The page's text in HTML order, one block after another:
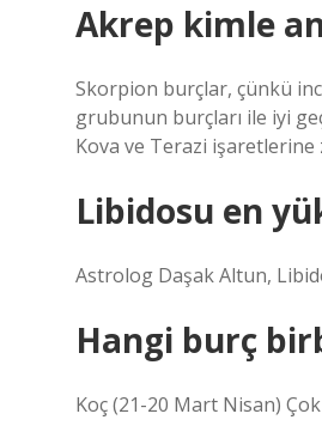
Akrep kimle
Skorpion burçlar, çünkü
grubunun burçları ile iyi
Kova ve Terazi işaretlerine
Libidosu en
Astrolog Daşak Altun,
Hangi burç
Koç (21-20 Mart Nisan) Çok